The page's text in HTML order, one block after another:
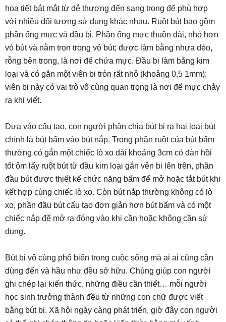
họa tiết bắt mắt từ dễ thương đến sang trọng để phù hợp
với nhiều đối tượng sử dụng khác nhau. Ruột bút bao gồm
phần ống mực và đầu bi. Phần ống mực thuôn dài, nhỏ hơn
vỏ bút và nằm trọn trong vỏ bút; được làm bằng nhựa dẻo,
rỗng bên trong, là nơi để chứa mực. Đầu bi làm bằng kim
loại và có gắn một viên bi tròn rất nhỏ (khoảng 0,5 1mm);
viên bi này có vai trò vô cùng quan trọng là nơi để mực chảy
ra khi viết.
Dựa vào cấu tạo, con người phân chia bút bi ra hai loại bút
chính là bút bấm vào bút nắp. Trong phần ruột của bút bấm
thường có gắn một chiếc lò xo dài khoảng 3cm có đàn hồi
tốt ôm lấy ruột bút từ đầu kim loại gắn vên bi lên trên, phần
đầu bút được thiết kế chức năng bấm để mở hoặc tắt bút khi
kết hợp cùng chiếc lò xo. Còn bút nắp thường không có lò
xo, phần đầu bút cấu tạo đơn giản hơn bút bấm và có một
chiếc nắp để mở ra đóng vào khi cần hoặc không cần sử
dụng.
Bút bi vô cùng phổ biến trong cuộc sống mà ai ai cũng cần
dùng đến và hầu như đều sở hữu. Chúng giúp con người
ghi chép lại kiến thức, những điều cần thiết… mỗi người
học sinh trưởng thành đều từ những con chữ được viết
bằng bút bi. Xã hội ngày càng phát triển, giờ đây con người